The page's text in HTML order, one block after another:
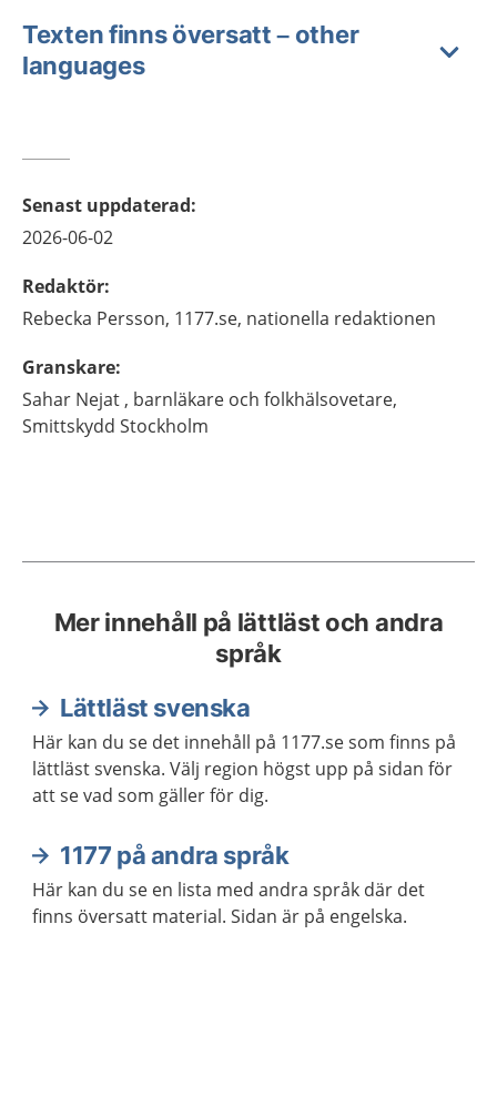
Texten finns översatt – other
languages
Senast uppdaterad:
2026-06-02
Redaktör:
Rebecka Persson, 1177.se, nationella redaktionen
Granskare:
Sahar Nejat , barnläkare och folkhälsovetare,
Smittskydd Stockholm
Mer innehåll på lättläst och andra
språk
Lättläst svenska
Här kan du se det innehåll på 1177.se som finns på
lättläst svenska. Välj region högst upp på sidan för
att se vad som gäller för dig.
1177 på andra språk
Här kan du se en lista med andra språk där det
finns översatt material. Sidan är på engelska.